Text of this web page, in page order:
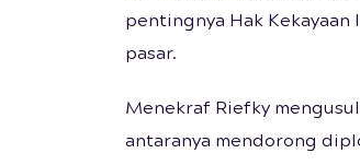
pentingnya Hak
pasar.
Menekraf Riefky
antaranya mendorong